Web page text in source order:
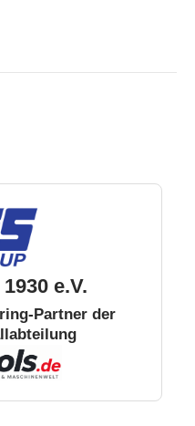
e.V.
Partner der